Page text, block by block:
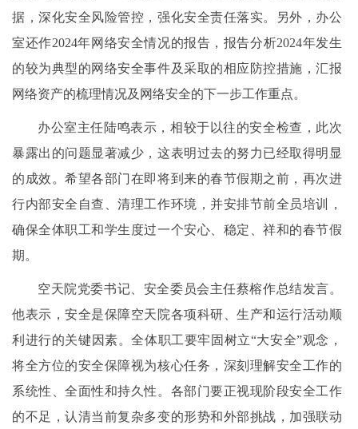
据，深化安全风险管控，强化安全责任落实。另外，办公
室还作2024年网络安全情况的报告，报告分析2024年发生
的较为典型的网络安全事件及采取的相应防控措施，汇报
网络资产的梳理情况及网络安全的下一步工作重点。
办公室主任陆鸣表示，相较于以往的安全检查，此次
暴露出的问题显著减少，这表明过去的努力已经取得明显
的成效。希望各部门在即将到来的春节假期之前，再次进
行内部安全自查、清理工作环境，并安排节前全员培训，
确保全体职工和学生度过一个安心、稳定、祥和的春节假
期。
空天院党委书记、安全委员会主任蔡榕作总结发言。
他表示，安全是保障空天院各项科研、生产和运行活动顺
利进行的关键因素。全体职工要牢固树立“大安全”观念，
将全方位的安全保障视为核心任务，深刻理解安全工作的
系统性、全面性和持久性。各部门要正视现阶段安全工作
的不足，认清当前复杂多变的形势和外部挑战，加强联动